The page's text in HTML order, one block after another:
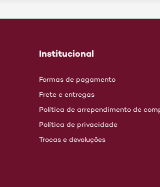
Institucional
Formas de pagamento
Frete e entregas
Política de arrependimento de
Política de privacidade
Trocas e devoluções